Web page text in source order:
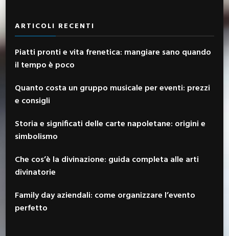
ARTICOLI RECENTI
Piatti pronti e vita frenetica: mangiare sano quando
il tempo è poco
Quanto costa un gruppo musicale per eventi: prezzi
e consigli
Storia e significati delle carte napoletane: origini e
simbolismo
Che cos’è la divinazione: guida completa alle arti
divinatorie
Family day aziendali: come organizzare l’evento
perfetto